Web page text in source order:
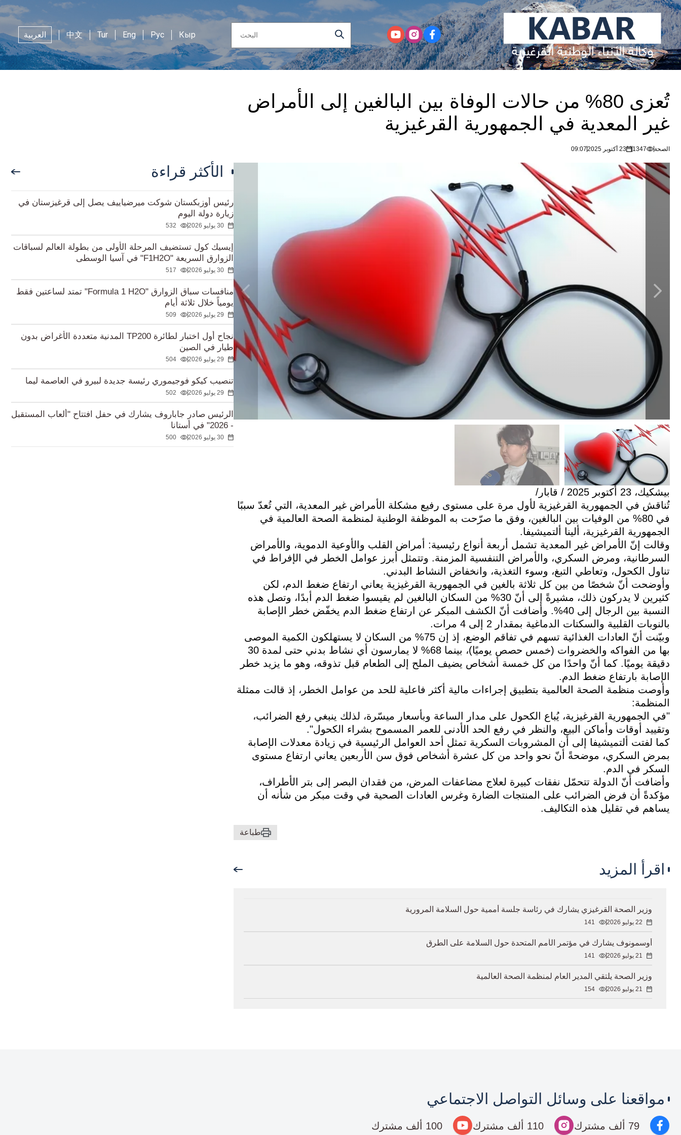
Кыр
Рус
Eng
Tur
中文 العربية
تُعزى 80% من حالات الوفاة بين البالغين إلى الأمراض
غير المعدية في الجمهورية القرغيزية
الصحة 1347 23 أكتوبر 2025 09:07
بيشكيك، 23 أكتوبر 2025 / قابار/
تُناقش في الجمهورية القرغيزية لأول مرة على مستوى رفيع مشكلة الأمراض غير المعدية، التي تُعدّ سببًا
في 80% من الوفيات بين البالغين، وفق ما صرّحت به الموظفة الوطنية لمنظمة الصحة العالمية في
الجمهورية القرغيزية، ألينا ألتميشيفا.
وقالت إنّ الأمراض غير المعدية تشمل أربعة أنواع رئيسية: أمراض القلب والأوعية الدموية، والأمراض
السرطانية، ومرض السكري، والأمراض التنفسية المزمنة. وتتمثل أبرز عوامل الخطر في الإفراط في
تناول الكحول، وتعاطي التبغ، وسوء التغذية، وانخفاض النشاط البدني.
وأوضحت أنّ شخصًا من بين كل ثلاثة بالغين في الجمهورية القرغيزية يعاني ارتفاع ضغط الدم، لكن
كثيرين لا يدركون ذلك، مشيرةً إلى أنّ 30% من السكان البالغين لم يقيسوا ضغط الدم أبدًا، وتصل هذه
النسبة بين الرجال إلى 40%. وأضافت أنّ الكشف المبكر عن ارتفاع ضغط الدم يخفّض خطر الإصابة
بالنوبات القلبية والسكتات الدماغية بمقدار 2 إلى 4 مرات.
وبيّنت أنّ العادات الغذائية تسهم في تفاقم الوضع، إذ إن 75% من السكان لا يستهلكون الكمية الموصى
بها من الفواكه والخضروات (خمس حصص يوميًا)، بينما 68% لا يمارسون أي نشاط بدني حتى لمدة 30
دقيقة يوميًا. كما أنّ واحدًا من كل خمسة أشخاص يضيف الملح إلى الطعام قبل تذوقه، وهو ما يزيد خطر
الإصابة بارتفاع ضغط الدم.
وأوصت منظمة الصحة العالمية بتطبيق إجراءات مالية أكثر فاعلية للحد من عوامل الخطر، إذ قالت ممثلة
المنظمة:
"في الجمهورية القرغيزية، يُباع الكحول على مدار الساعة وبأسعار ميسّرة، لذلك ينبغي رفع الضرائب،
وتقييد أوقات وأماكن البيع، والنظر في رفع الحد الأدنى للعمر المسموح بشراء الكحول".
كما لفتت ألتميشيفا إلى أن المشروبات السكرية تمثل أحد العوامل الرئيسية في زيادة معدلات الإصابة
بمرض السكري، موضحةً أنّ نحو واحد من كل عشرة أشخاص فوق سن الأربعين يعاني ارتفاع مستوى
السكر في الدم.
وأضافت أنّ الدولة تتحمّل نفقات كبيرة لعلاج مضاعفات المرض، من فقدان البصر إلى بتر الأطراف،
مؤكدةً أن فرض الضرائب على المنتجات الضارة وغرس العادات الصحية في وقت مبكر من شأنه أن
يساهم في تقليل هذه التكاليف.
طباعة
الأكثر قراءة
رئيس أوزبكستان شوكت ميرضياييف يصل إلى قرغيزستان في
زيارة دولة اليوم
30 يوليو 2026 532
إيسيك كول تستضيف المرحلة الأولى من بطولة العالم لسباقات
الزوارق السريعة "F1H2O" في آسيا الوسطى
30 يوليو 2026 517
منافسات سباق الزوارق "Formula 1 H2O" تمتد لساعتين فقط
يومياً خلال ثلاثة أيام
29 يوليو 2026 509
نجاح أول اختبار لطائرة TP200 المدنية متعددة الأغراض بدون
طيار في الصين
29 يوليو 2026 504
تنصيب كيكو فوجيموري رئيسة جديدة لبيرو في العاصمة ليما
29 يوليو 2026 502
الرئيس صادر جاباروف يشارك في حفل افتتاح "ألعاب المستقبل
- 2026" في أستانا
30 يوليو 2026 500
اقرأ المزيد
وزير الصحة القرغيزي يشارك في رئاسة جلسة أممية حول السلامة المرورية
22 يوليو 2026 141
أوسمونوف يشارك في مؤتمر الأمم المتحدة حول السلامة على الطرق
21 يوليو 2026 141
وزير الصحة يلتقي المدير العام لمنظمة الصحة العالمية
21 يوليو 2026 154
مواقعنا على وسائل التواصل الاجتماعي
79 ألف مشترك 110 ألف مشترك 100 ألف مشترك